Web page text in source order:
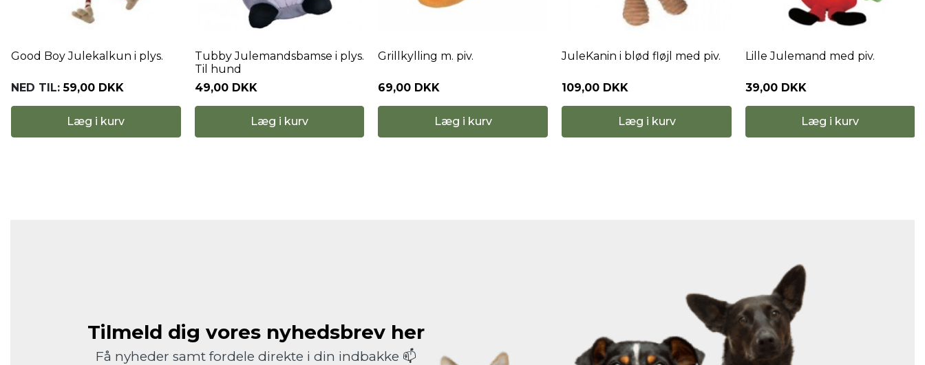
i plys.
DKK
Tubby Julemandsbamse i plys.
49,00 DKK
Grillkylling m. piv. JuleKanin i blød fløjl med piv. Lille Julemand med piv.
Knitrende
Tilmeld dig vores nyhedsbrev her
Få nyheder samt fordele direkte i din indbakke 📫